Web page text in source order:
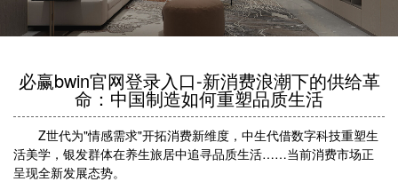
必赢bwin官网登录入口-新消费浪潮下的供给革
命：中国制造如何重塑品质生活
Z世代为"情感需求"开拓消费新维度，中生代借数字科技重塑生
活美学，银发群体在养生旅居中追寻品质生活……当前消费市场正
呈现全新发展态势。